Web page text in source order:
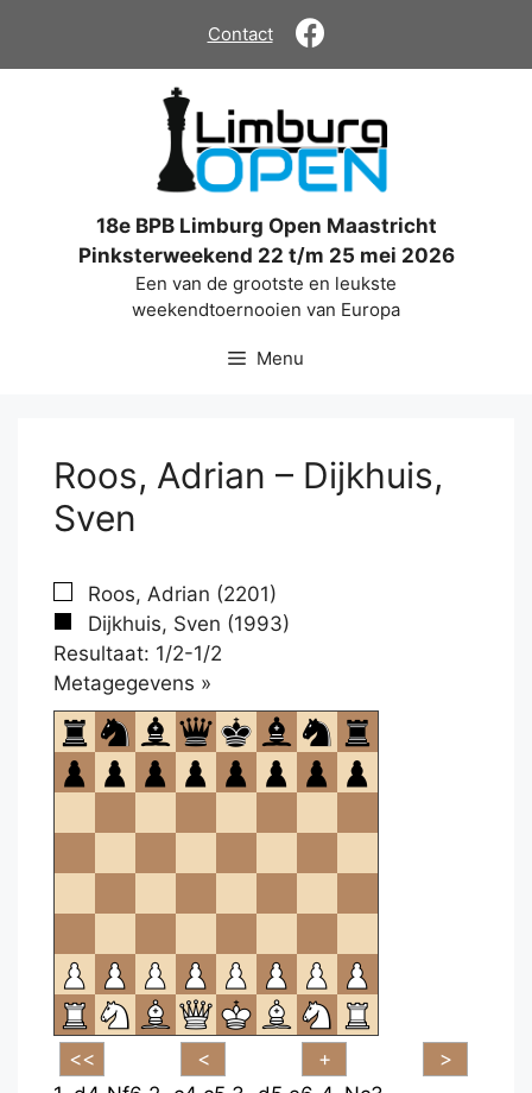
de
Contact
18e BPB Limburg Open Maastricht
Pinksterweekend 22 t/m 25 mei 2026
Een van de grootste en leukste
weekendtoernooien van Europa
Menu
Roos, Adrian – Dijkhuis,
Sven
Roos, Adrian (2201)
Dijkhuis, Sven (1993)
Resultaat: 1/2-1/2
Metagegevens »
om
te
openen.